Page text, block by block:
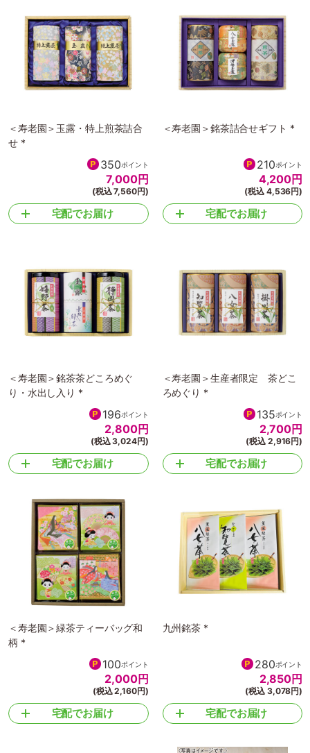
＜寿老園＞玉露・特上煎茶詰合
せ *
350ポイント
7,000円
(税込 7,560円)
宅配でお届け
＜寿老園＞銘茶詰合せギフト *
210ポイント
4,200円
(税込 4,536円)
宅配でお届け
＜寿老園＞銘茶茶どころめぐ
り・水出し入り *
196ポイント
2,800円
(税込 3,024円)
宅配でお届け
＜寿老園＞生産者限定 茶どこ
ろめぐり *
135ポイント
2,700円
(税込 2,916円)
宅配でお届け
＜寿老園＞緑茶ティーバッグ和
柄 *
100ポイント
2,000円
(税込 2,160円)
宅配でお届け
九州銘茶 *
280ポイント
2,850円
(税込 3,078円)
宅配でお届け